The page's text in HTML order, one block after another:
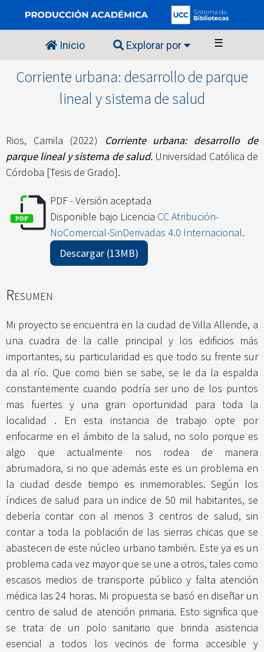
Inicio Explorar por ☰
Corriente urbana: desarrollo de parque
lineal y sistema de salud
Rios, Camila (2022)
Corriente urbana: desarrollo de
parque lineal y sistema de salud.Universidad Católica de
Córdoba [Tesis de Grado].
PDF - Versión aceptada
Disponible bajo Licencia CC Atribución-
NoComercial-SinDerivadas 4.0 Internacional.
Descargar (13MB)
Resumen
Mi proyecto se encuentra en la ciudad de Villa Allende, a
una cuadra de la calle principal y los edificios más
importantes, su particularidad es que todo su frente sur
da al río. Que como bien se sabe, se le da la espalda
constantemente cuando podría ser uno de los puntos
mas fuertes y una gran oportunidad para toda la
localidad . En esta instancia de trabajo opte por
enfocarme en el ámbito de la salud, no solo porque es
algo que actualmente nos rodea de manera
abrumadora, si no que además este es un problema en
la ciudad desde tiempo es inmemorables. Según los
índices de salud para un indice de 50 mil habitantes, se
debería contar con al menos 3 centros de salud, sin
contar a toda la población de las sierras chicas que se
abastecen de este núcleo urbano también. Este ya es un
problema cada vez mayor que se une a otros, tales como
escasos medios de transporte público y falta atención
médica las 24 horas. Mi propuesta se basó en diseñar un
centro de salud de atención primaria. Esto significa que
se trata de un polo sanitario que brinda asistencia
esencial a todos los vecinos de forma accesible y